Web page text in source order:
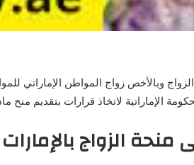
وبالأخص زواج المواطن الإماراتي
الإماراتية لاتخاذ قرارات بتقديم
الزواج بالإمارات